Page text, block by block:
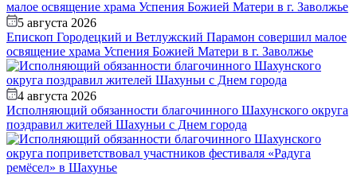
5 августа 2026
Епископ Городецкий и Ветлужский Парамон совершил малое
освящение храма Успения Божией Матери в г. Заволжье
4 августа 2026
Исполняющий обязанности благочинного Шахунского округа
поздравил жителей Шахуньи с Днем города